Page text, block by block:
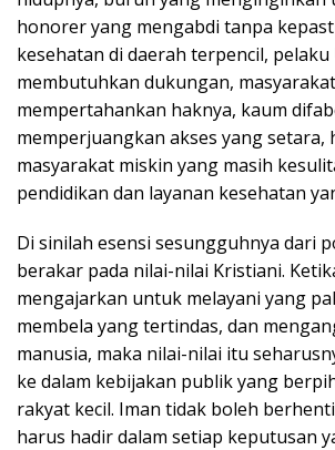
honorer yang mengabdi tanpa
kesehatan di daerah terpencil,
membutuhkan dukungan,
mempertahankan haknya, kaum
memperjuangkan akses yang setara,
masyarakat miskin yang masih
pendidikan dan layanan kesehatan
Di sinilah esensi sesungguhnya dari
berakar pada nilai-nilai Kristiani.
mengajarkan untuk melayani yang
membela yang tertindas, dan
manusia, maka nilai-nilai itu
ke dalam kebijakan publik yang
rakyat kecil. Iman tidak boleh
harus hadir dalam setiap keputusan